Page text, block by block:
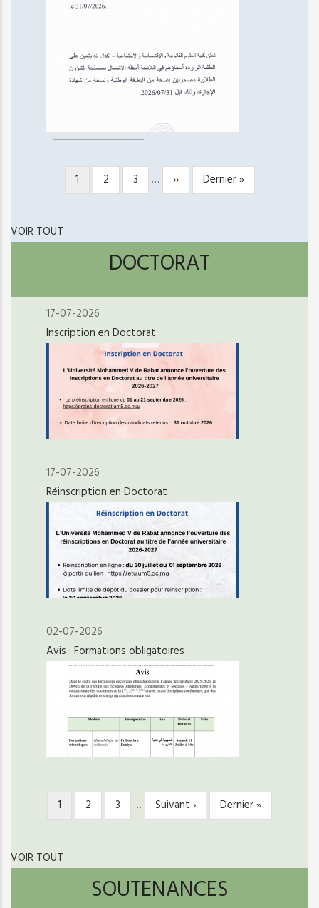
PAGINATIONPage
courante
1 Page
2 Page
3 …
Page
suivante
››
Dernière
page
Dernier »
VOIR TOUT
DOCTORAT
17-07-2026
Inscription en Doctorat
17-07-2026
Réinscription en Doctorat
02-07-2026
Avis : Formations obligatoires
PAGINATION
Page
courante
1 Page
2 Page
3 …
Page
suivante
Suivant ›
Dernière
page
Dernier »
VOIR TOUT
SOUTENANCES